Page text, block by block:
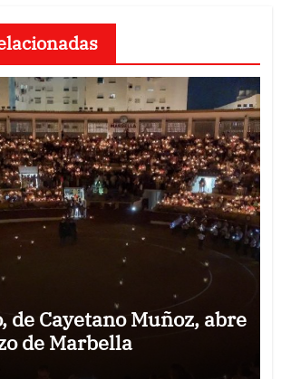
de Cayetano Muñoz, abre
de Marbella